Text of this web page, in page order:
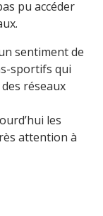
pu accéder
sentiment de
sportifs qui
réseaux
les
attention à